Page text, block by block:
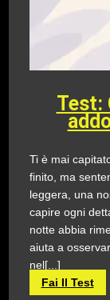
Test:
Ti è mai
finito, ma
leggera, una
capire ogni
notte abbia
aiuta a
nel[...]
Fai Il Test